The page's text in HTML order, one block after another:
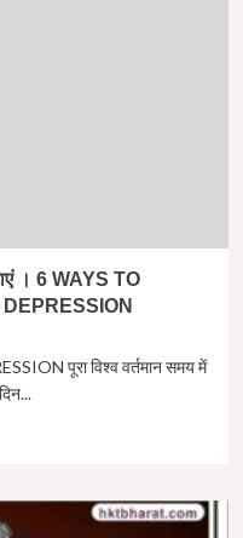
। 6 WAYS TO
पूरा विश्व वर्तमान समय में